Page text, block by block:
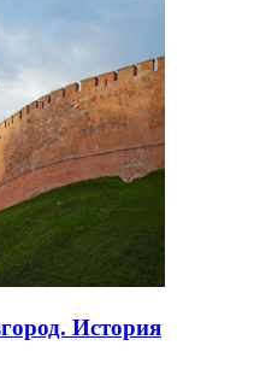
История